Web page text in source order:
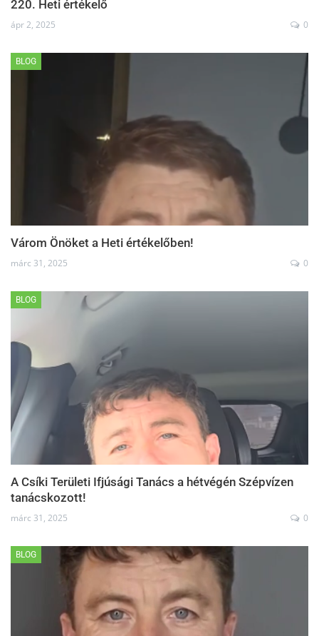
220. Heti értékelő
ápr 2, 2025 0
BLOG
Várom Önöket a Heti értékelőben!
márc 31, 2025 0
BLOG
A Csíki Területi Ifjúsági Tanács a hétvégén Szépvízen
tanácskozott!
márc 31, 2025 0
BLOG